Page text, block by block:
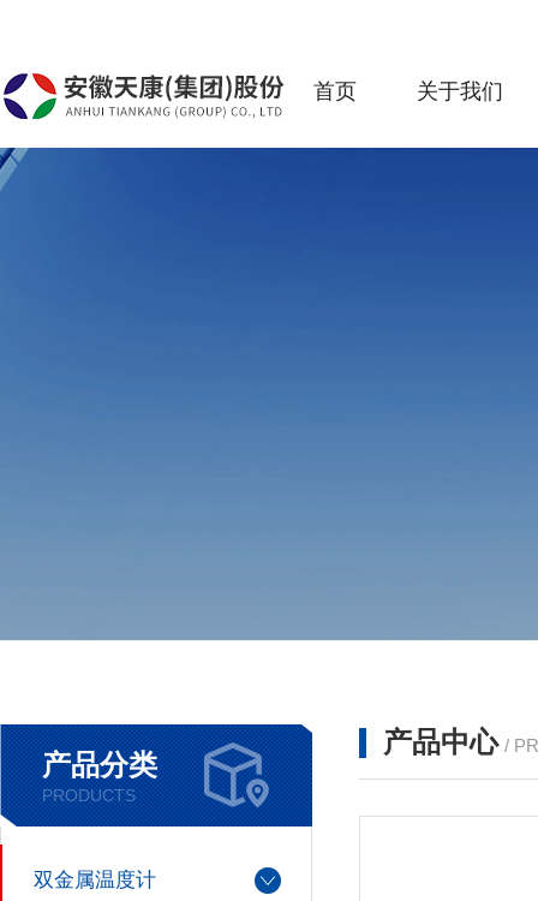
首页 关于我们
产品分类
PRODUCTS
双金属温度计
产品中心 /